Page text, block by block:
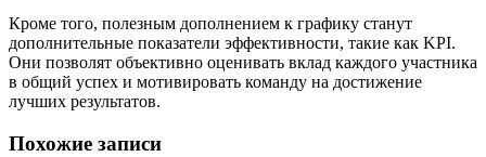
Кроме того, полезным дополнением к графику станут
дополнительные показатели эффективности, такие как KPI.
Они позволят объективно оценивать вклад каждого участника
в общий успех и мотивировать команду на достижение
лучших результатов.
Похожие записи